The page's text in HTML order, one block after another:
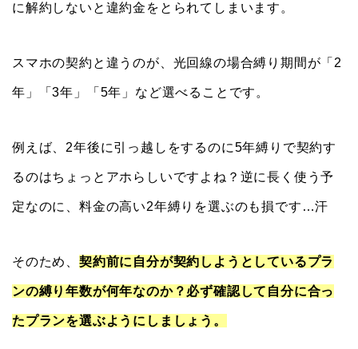
に解約しないと違約金をとられてしまいます。
スマホの契約と違うのが、光回線の場合縛り期間が「2
年」「3年」「5年」など選べることです。
例えば、2年後に引っ越しをするのに5年縛りで契約す
るのはちょっとアホらしいですよね？逆に長く使う予
定なのに、料金の高い2年縛りを選ぶのも損です…汗
そのため、 契約前に自分が契約しようとしているプラ
ンの縛り年数が何年なのか？必ず確認して自分に合っ
たプランを選ぶようにしましょう。